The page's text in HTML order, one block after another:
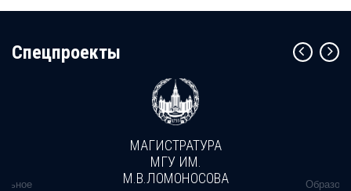
Cпецпроекты
МАГИСТРАТУРА
МГУ ИМ.
М.В.ЛОМОНОСОВА